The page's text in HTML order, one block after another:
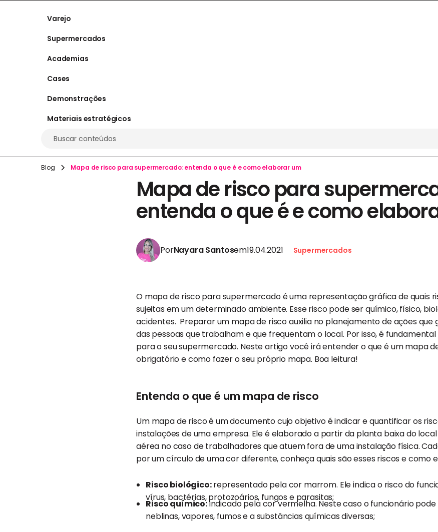
Varejo
Supermercados
Academias
Cases
Demonstrações
Materiais estratégicos
Buscar conteúdos
Blog Mapa de risco para supermercado: entenda o que é e como elaborar um
Mapa de risco para
entenda o que é e como
PorNayara Santosem19.04.2021 Supermercados
O mapa de risco para supermercado é uma representação gráfica de quais
sujeitas em um determinado ambiente. Esse risco pode ser químico, físico,
acidentes. Preparar um mapa de risco auxilia no planejamento de ações
das pessoas que trabalham e que frequentam o local. Por isso, é
para o seu supermercado. Neste artigo você irá entender o que é um mapa
obrigatório e como fazer o seu próprio mapa. Boa leitura!
Entenda o que é um mapa de risco
Um mapa de risco é um documento cujo objetivo é indicar e quantificar os
instalações de uma empresa. Ele é elaborado a partir da planta baixa do
aérea no caso de trabalhadores que atuem fora de uma instalação física.
por um círculo de uma cor diferente, conheça quais são esses riscos e como
Risco biológico:representado pela cor marrom. Ele indica o risco do
vírus, bactérias, protozoários, fungos e parasitas;
Risco químico:indicado pela cor vermelha. Neste caso o funcionário
neblinas, vapores, fumos e a substâncias químicas diversas;